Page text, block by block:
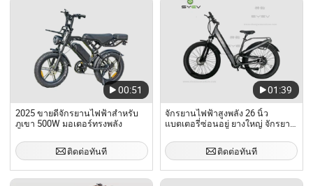
00:51
2025 ขายดีจักรยานไฟฟ้าสำหรับ
ภูเขา 500W มอเตอร์ทรงพลัง
ติดต่อทันที
01:39
จักรยานไฟฟ้าสูงพลัง 26 นิ้ว
แบตเตอรี่ซ่อนอยู่ ยางใหญ่ จักรยาน
ติดต่อทันที